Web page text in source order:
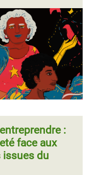
:
face aux
issues du